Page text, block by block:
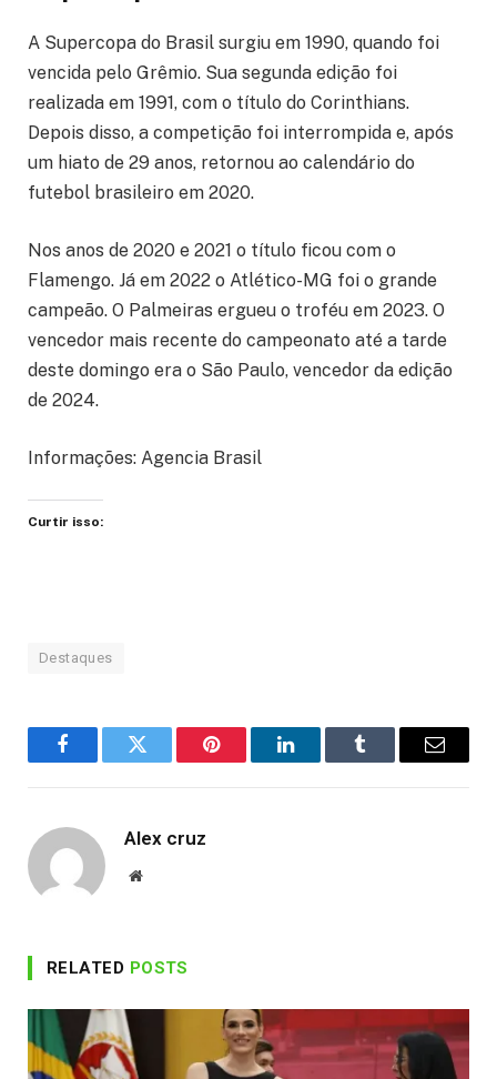
A Supercopa do Brasil surgiu em 1990, quando foi
vencida pelo Grêmio. Sua segunda edição foi
realizada em 1991, com o título do Corinthians.
Depois disso, a competição foi interrompida e, após
um hiato de 29 anos, retornou ao calendário do
futebol brasileiro em 2020.
Nos anos de 2020 e 2021 o título ficou com o
Flamengo. Já em 2022 o Atlético-MG foi o grande
campeão. O Palmeiras ergueu o troféu em 2023. O
vencedor mais recente do campeonato até a tarde
deste domingo era o São Paulo, vencedor da edição
de 2024.
Informações: Agencia Brasil
Curtir isso:
Destaques
FacebookTwitter Pinterest LinkedInTumblr Email
Alex cruz
Website
RELATED POSTS